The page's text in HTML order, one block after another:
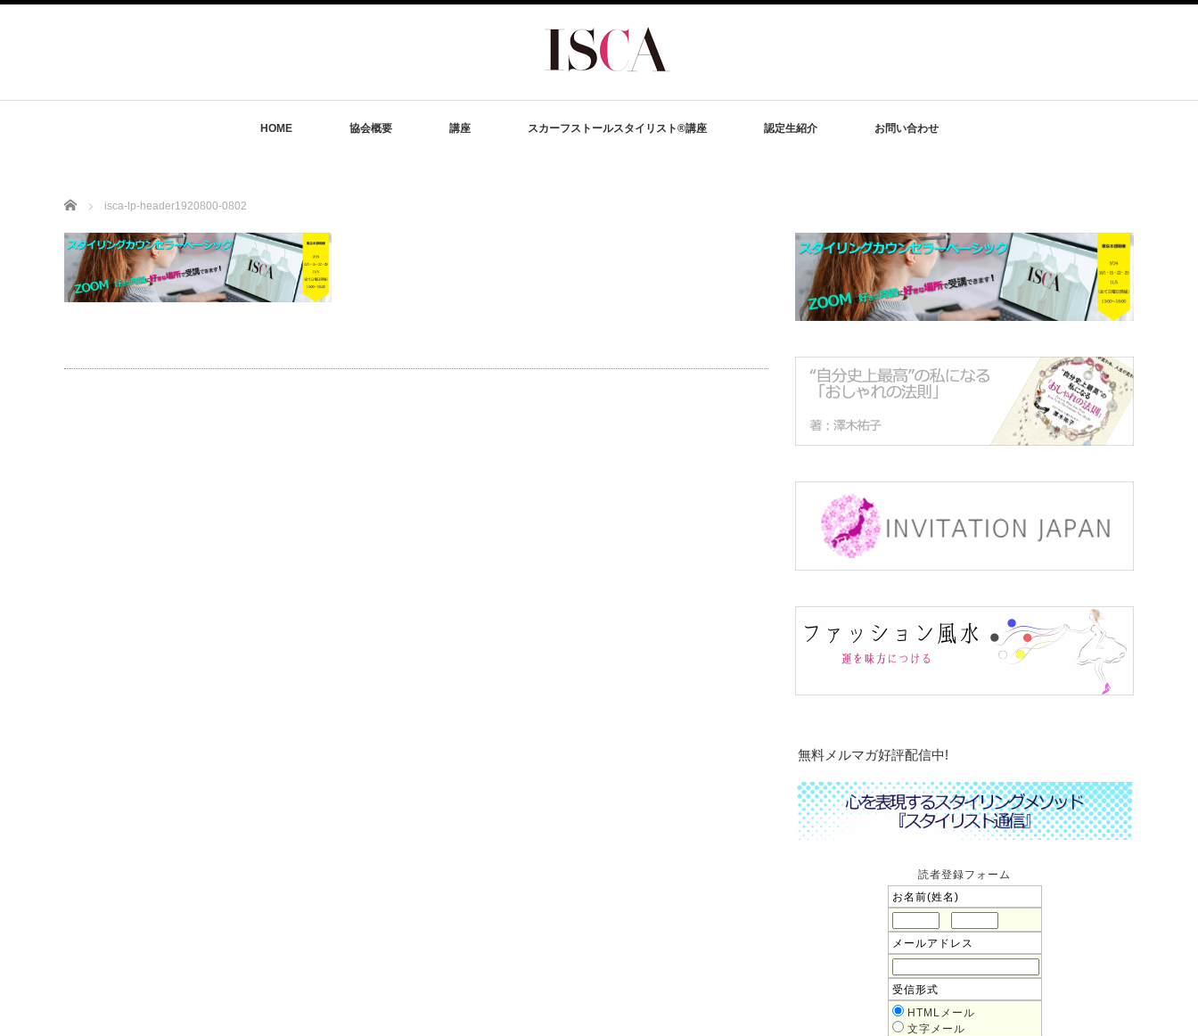
HOME 協会概要 講座 スカーフストールスタイリスト®講座 認定生紹介 お問い合わせ
Home isca-lp-header1920800-0802
無料メルマガ好評配信中!
読者登録フォーム
お名前(姓名)
メールアドレス
受信形式
HTMLメール
文字メール